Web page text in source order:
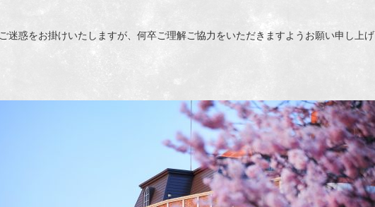
迷惑をお掛けいたしますが、何卒ご理解ご協力をいただきますようお願い申し上げ